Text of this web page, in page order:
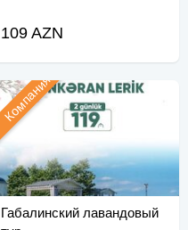
109 AZN
Габалинский лавандовый
Компания